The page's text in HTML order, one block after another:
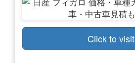
Click to visit